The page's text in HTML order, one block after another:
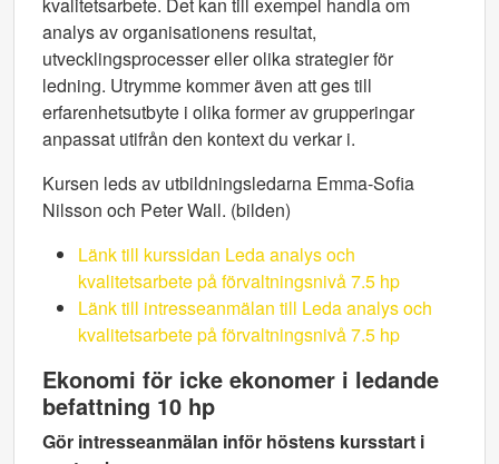
analys av organisationens resultat,
utvecklingsprocesser eller olika strategier för
ledning. Utrymme kommer även att ges till
erfarenhetsutbyte i olika former av grupperingar
anpassat utifrån den kontext du verkar i.
Kursen leds av utbildningsledarna Emma-Sofia
Nilsson och Peter Wall. (bilden)
Länk till kurssidan Leda analys och
kvalitetsarbete på förvaltningsnivå 7.5 hp
Länk till intresseanmälan till Leda analys och
kvalitetsarbete på förvaltningsnivå 7.5 hp
Ekonomi för icke ekonomer i ledande
befattning 10 hp
Gör intresseanmälan inför höstens kursstart i